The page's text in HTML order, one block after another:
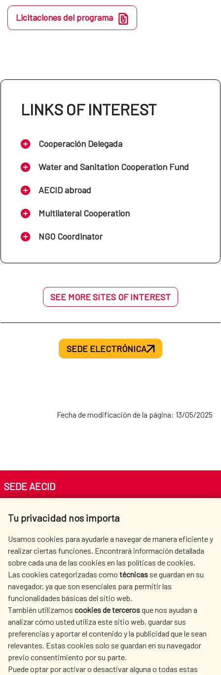
Licitaciones del programa
LINKS OF INTEREST
Cooperación Delegada
Water and Sanitation Cooperation Fund
AECID abroad
Multilateral Cooperation
NGO Coordinator
SEE MORE SITES OF INTEREST
SEDE ELECTRÓNICA
Fecha de modificación de la página: 13/05/2025
Tu privacidad nos importa
Usamos cookies para ayudarle a navegar de manera eficiente y
realizar ciertas funciones. Encontrará información detallada
sobre cada una de las cookies en las políticas de cookies.
Las cookies categorizadas como técnicas se guardan en su
navegador, ya que son esenciales para permitir las
funcionalidades básicas del sitio web.
También utilizamos cookies de tercerosque nos ayudan a
analizar cómo usted utiliza este sitio web, guardar sus
preferencias y aportar el contenido y la publicidad que le sean
relevantes. Estas cookies solo se guardan en su navegador
previo consentimiento por su parte.
Puede optar por activar o desactivar alguna o todas estas
SEDE AECID
Tel. +34 900 20 30 54​​​​​​​
AECID
WHERE DO WE COOPERATE?
SPANISH HUMANITARIAN
ACTION
PRESS ROOM
CULTURE AND SCIENCE LIBRARY